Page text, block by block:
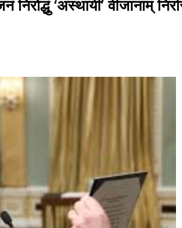
‘अस्थायी’ वीजानाम्‌